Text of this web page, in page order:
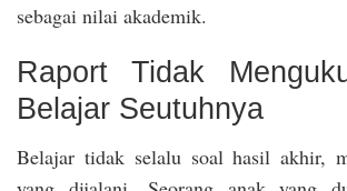
sebagai nilai akademik.
Raport Tidak
Belajar Seutuhnya
Belajar tidak selalu soal hasil akhir,